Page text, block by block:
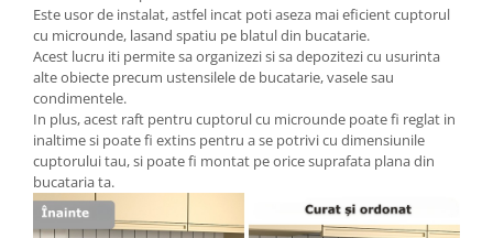
Este usor de instalat, astfel incat poti aseza mai eficient cuptorul
cu microunde, lasand spatiu pe blatul din bucatarie.
Acest lucru iti permite sa organizezi si sa depozitezi cu usurinta
alte obiecte precum ustensilele de bucatarie, vasele sau
condimentele.
In plus, acest raft pentru cuptorul cu microunde poate fi reglat in
inaltime si poate fi extins pentru a se potrivi cu dimensiunile
cuptorului tau, si poate fi montat pe orice suprafata plana din
bucataria ta.